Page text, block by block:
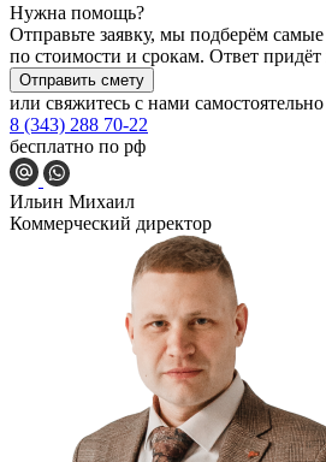
Нужна помощь?
Отправьте заявку, мы подберём
по стоимости и срокам. Ответ придёт
Отправить смету
или свяжитесь с нами самостоятельно
8 (343) 288 70-22
бесплатно по рф
Ильин Михаил
Коммерческий директор